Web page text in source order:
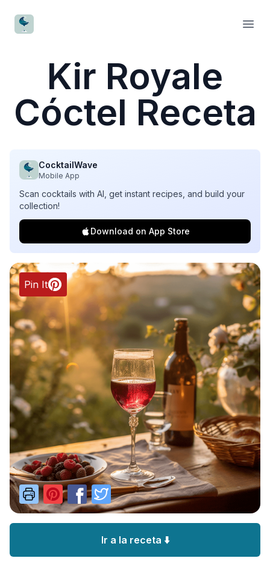
CocktailWave
Kir Royale
Cóctel Receta
CocktailWave
Mobile App
Scan cocktails with AI, get instant recipes, and build your
collection!
Download on App Store
Pin It
Ir a la receta ⬇️